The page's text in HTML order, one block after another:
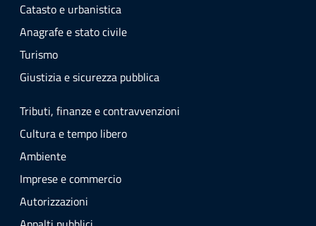
Catasto e urbanistica
Anagrafe e stato civile
Turismo
Giustizia e sicurezza pubblica
Tributi, finanze e contravvenzioni
Cultura e tempo libero
Ambiente
Imprese e commercio
Autorizzazioni